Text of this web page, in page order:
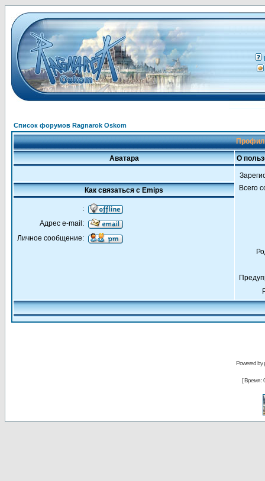
Список форумов Ragnarok Oskom
Аватара О
Всего
Как связаться с Emips
:
Адрес e-mail:
Личное сообщение:
Powered by
[ Время :